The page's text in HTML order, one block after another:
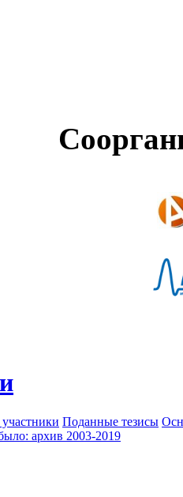
Поданные тезисы
архив 2003-2019